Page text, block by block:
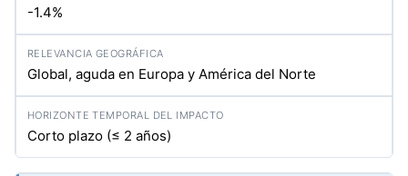
-1.4%
Global, aguda en Europa y América del Norte
Corto plazo (≤ 2 años)